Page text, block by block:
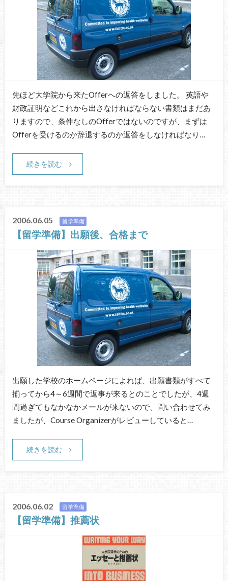
先ほど大学院から来たOfferへの返答をしました。 英語や
財政証明などこれから出さなければならない書類はまだあ
りますので、条件なしのOfferではないのですが、まずは
Offerを受けるのか辞退するのか返答をしなければなり…
続きを読む
2006.06.05 留学準備
【留学準備】出願後、合格まで
出願した学校のホームページによれば、出願書類がすべて
揃ってから4～6週間で返事が来るとのことでしたが、4週
間過ぎてもなかなかメールが来ないので、問い合わせてみ
ましたが、Course Organizerがレビューしていると…
続きを読む
2006.06.02 留学準備
【留学準備】推薦状